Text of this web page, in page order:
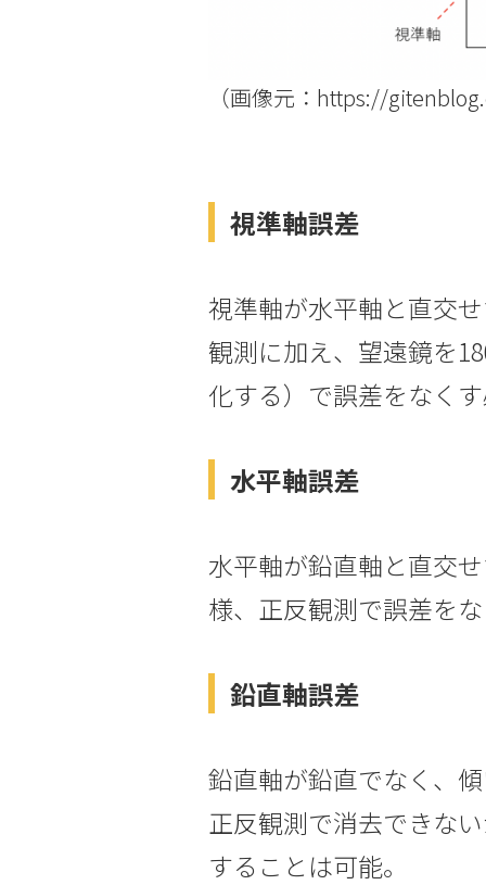
（画像元：https://
視準軸誤差
視準軸が水平軸と直交
観測に加え、望遠鏡を
化する）で誤差をなく
水平軸誤差
水平軸が鉛直軸と直交
様、正反観測で誤差を
鉛直軸誤差
鉛直軸が鉛直でなく、
正反観測で消去できな
することは可能。